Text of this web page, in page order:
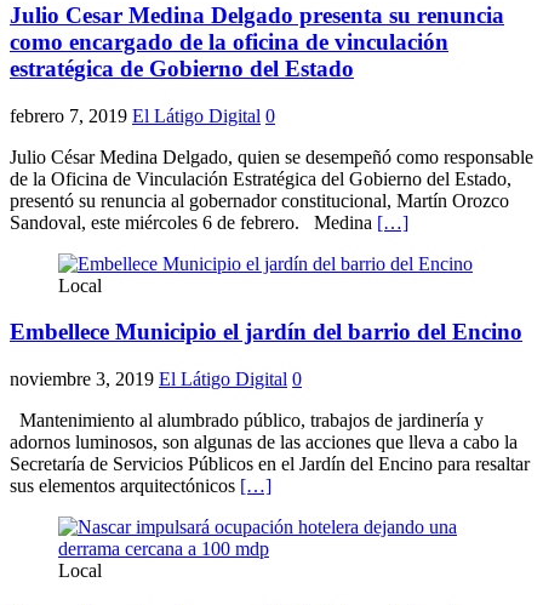
Julio Cesar Medina Delgado presenta su renuncia
como encargado de la oficina de vinculación
estratégica de Gobierno del Estado
febrero 7, 2019 El Látigo Digital 0
Julio César Medina Delgado, quien se desempeñó como responsable
de la Oficina de Vinculación Estratégica del Gobierno del Estado,
presentó su renuncia al gobernador constitucional, Martín Orozco
Sandoval, este miércoles 6 de febrero. Medina […]
Local
Embellece Municipio el jardín del barrio del Encino
noviembre 3, 2019 El Látigo Digital 0
Mantenimiento al alumbrado público, trabajos de jardinería y
adornos luminosos, son algunas de las acciones que lleva a cabo la
Secretaría de Servicios Públicos en el Jardín del Encino para resaltar
sus elementos arquitectónicos […]
Local